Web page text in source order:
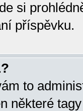
si
příspěvku.
to
některé